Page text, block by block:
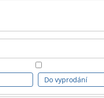
Do vyprodání